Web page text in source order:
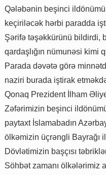
Qələbənin beşinci
keçiriləcək hərbi paradda
Şərifə təşəkkürünü bildirdi,
qardaşlığın nümunəsi kimi
Parada dəvətə görə
naziri burada iştirak
Qonaq Prezident İlham
Zəfərimizin beşinci
paytaxt İslamabadın
ölkəmizin üçrəngli Bayrağı
Dövlətimizin başçısı
Söhbət zamanı ölkələrimiz